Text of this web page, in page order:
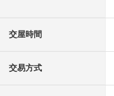
交屋時間
交易方式